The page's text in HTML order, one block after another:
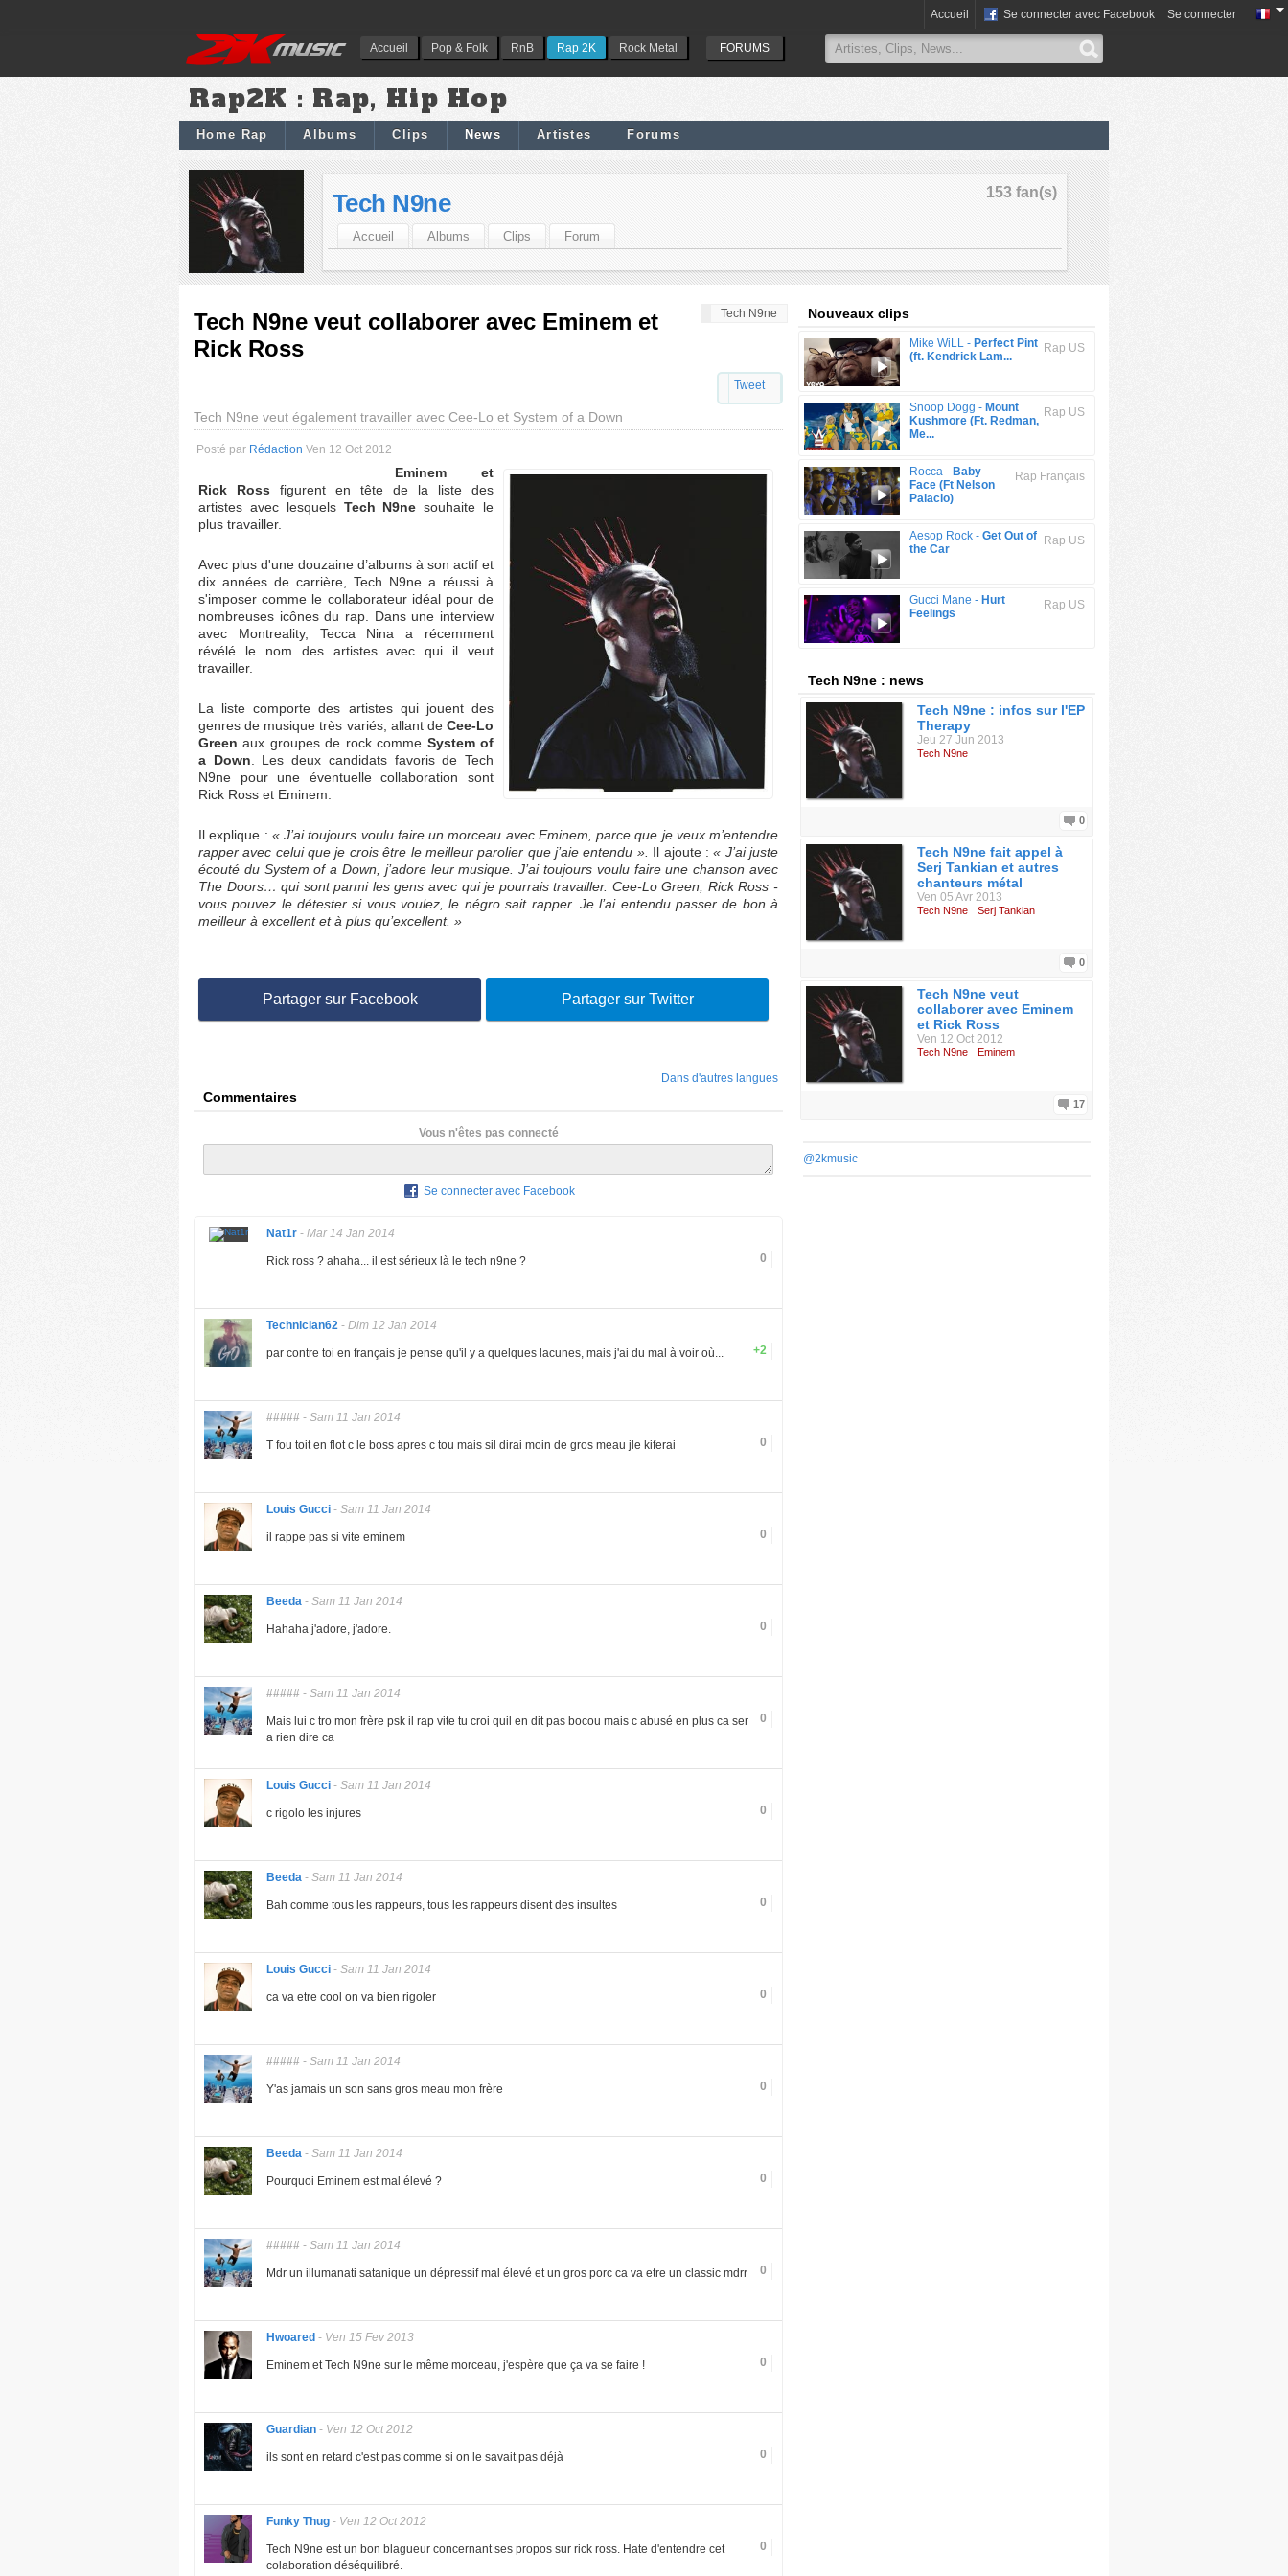
Accueil Pop & Folk RnB Rap 2K Rock Metal FORUMS
Accueil Se connecter avec Facebook Se connecter
Rap2K : Rap, Hip Hop
Home Rap Albums Clips News Artistes Forums
153 fan(s)
Tech N9ne
Accueil Albums Clips Forum
Tech N9ne
Tech N9ne veut collaborer avec Eminem et
Rick Ross
Tweet
Tech N9ne veut également travailler avec Cee-Lo et System of a Down
Posté par Rédaction Ven 12 Oct 2012
Eminem et
Rick Ross figurent en tête de la liste des
artistes avec lesquels Tech N9ne souhaite le
plus travailler.
Avec plus d'une douzaine d’albums à son actif et
dix années de carrière, Tech N9ne a réussi à
s'imposer comme le collaborateur idéal pour de
nombreuses icônes du rap. Dans une interview
avec Montreality, Tecca Nina a récemment
révélé le nom des artistes avec qui il veut
travailler.
La liste comporte des artistes qui jouent des
genres de musique très variés, allant deCee-Lo
Green aux groupes de rock comme System of
a Down . Les deux candidats favoris de Tech
N9ne pour une éventuelle collaboration sont
Rick Ross et Eminem.
Il explique : « J’ai toujours voulu faire un morceau avec Eminem, parce que je veux m’entendre
rapper avec celui que je crois être le meilleur parolier que j’aie entendu ». Il ajoute :« J’ai juste
écouté du System of a Down, j’adore leur musique. J’ai toujours voulu faire une chanson avec
The Doors… qui sont parmi les gens avec qui je pourrais travailler. Cee-Lo Green, Rick Ross -
vous pouvez le détester si vous voulez, le négro sait rapper. Je l’ai entendu passer de bon à
meilleur à excellent et à plus qu’excellent. »
Partager sur Facebook Partager sur Twitter
Dans d'autres langues
Commentaires
Vous n'êtes pas connecté
Se connecter avec Facebook
Nat1r - Mar 14 Jan 2014
0
Rick ross ? ahaha... il est sérieux là le tech n9ne ?
Technician62 - Dim 12 Jan 2014
+2
par contre toi en français je pense qu'il y a quelques lacunes, mais j'ai du mal à voir où...
##### - Sam 11 Jan 2014
0
T fou toit en flot c le boss apres c tou mais sil dirai moin de gros meau jle kiferai
Louis Gucci - Sam 11 Jan 2014
0
il rappe pas si vite eminem
Beeda - Sam 11 Jan 2014
0
Hahaha j'adore, j'adore.
##### - Sam 11 Jan 2014
0
Mais lui c tro mon frère psk il rap vite tu croi quil en dit pas bocou mais c abusé en plus ca ser
a rien dire ca
Louis Gucci - Sam 11 Jan 2014
0
c rigolo les injures
Beeda - Sam 11 Jan 2014
0
Bah comme tous les rappeurs, tous les rappeurs disent des insultes
Louis Gucci - Sam 11 Jan 2014
0
ca va etre cool on va bien rigoler
##### - Sam 11 Jan 2014
0
Y'as jamais un son sans gros meau mon frère
Beeda - Sam 11 Jan 2014
0
Pourquoi Eminem est mal élevé ?
##### - Sam 11 Jan 2014
0
Mdr un illumanati satanique un dépressif mal élevé et un gros porc ca va etre un classic mdrr
Hwoared - Ven 15 Fev 2013
0
Eminem et Tech N9ne sur le même morceau, j'espère que ça va se faire !
Guardian - Ven 12 Oct 2012
0
ils sont en retard c'est pas comme si on le savait pas déjà
Funky Thug - Ven 12 Oct 2012
0
Tech N9ne est un bon blagueur concernant ses propos sur rick ross. Hate d'entendre cet
colaboration déséquilibré.
Nouveaux clips
Rap US
Mike WiLL - Perfect Pint
(ft. Kendrick Lam...
Rap US
Snoop Dogg - Mount
Kushmore (Ft. Redman,
Me...
Rap Français
Rocca - Baby
Face (Ft Nelson
Palacio)
Rap US
Aesop Rock - Get Out of
the Car
Rap US
Gucci Mane - Hurt
Feelings
Tech N9ne : news
Tech N9ne : infos sur l'EP
Therapy
Jeu 27 Jun 2013
Tech N9ne
0
Tech N9ne fait appel à
Serj Tankian et autres
chanteurs métal
Ven 05 Avr 2013
Tech N9ne Serj Tankian
0
Tech N9ne veut
collaborer avec Eminem
et Rick Ross
Ven 12 Oct 2012
Tech N9ne Eminem
17
@2kmusic